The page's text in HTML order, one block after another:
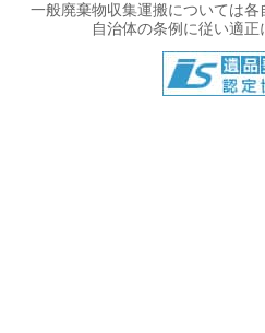
一般廃棄物収集運搬については
自治体の条例に従い適正